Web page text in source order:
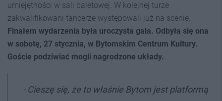
umiejętności w sali baletowej. W kolejnej turze
zakwalifikowani tancerze występowali już na scenie.
Finałem wydarzenia była uroczysta gala. Odbyła się ona
w sobotę, 27 stycznia, w Bytomskim Centrum Kultury.
Goście podziwiać mogli nagrodzone układy.
- Cieszę się, że to właśnie Bytom jest platformą